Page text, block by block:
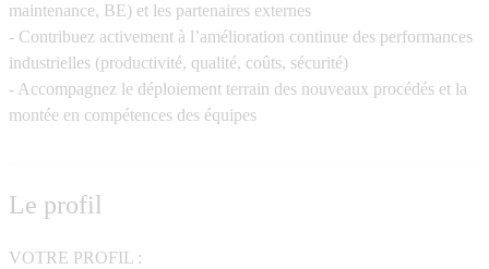
maintenance, BE) et les partenaires externes
- Contribuez activement à l’amélioration continue des performances
industrielles (productivité, qualité, coûts, sécurité)
- Accompagnez le déploiement terrain des nouveaux procédés et la
montée en compétences des équipes
Le profil
VOTRE PROFIL :